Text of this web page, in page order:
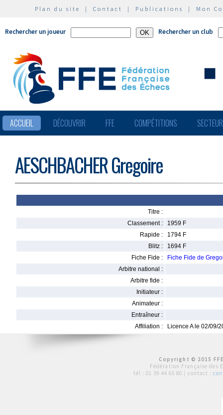
Plan du site | Contact | Publications | Mon
Rechercher un joueur Rechercher un club
ACCUEIL DÉCOUVRIR FFE COMPÉTITIONS
AESCHBACHER Gregoire
Titre :
Classement :
1959 F
Rapide :
1794 F
Blitz :
1694 F
Fiche Fide :
Fiche Fide de
Arbitre national :
Arbitre fide :
Initiateur :
Animateur :
Entraîneur :
Affiliation :
Licence A le 02/09/
Copyright © 2015
Fédération Française des
tél : 01 39 44 65 80 | contact :